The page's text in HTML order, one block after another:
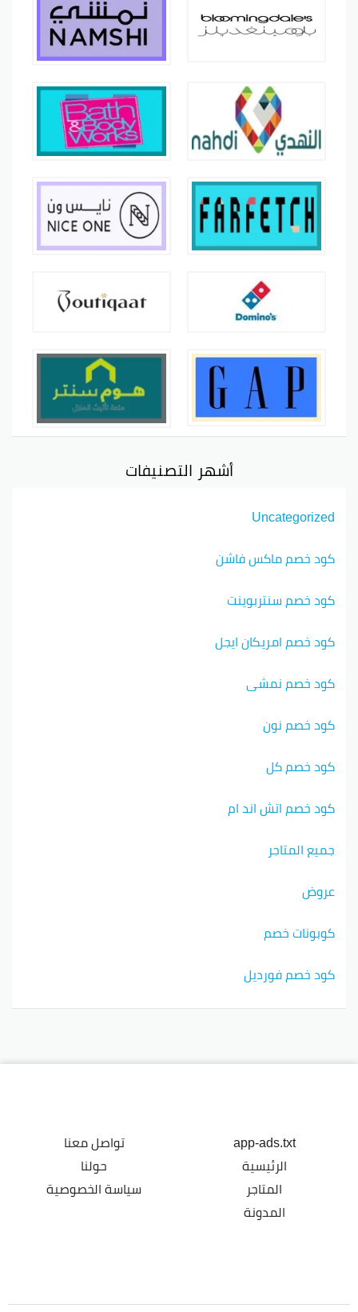
أشهر التصنيفات
Uncategorized
كود خصم ماكس فاشن
كود خصم سنتربوينت
كود خصم امريكان ايجل
كود خصم نمشي
كود خصم نون
كود خصم كل
كود خصم اتش اند ام
جميع المتاجر
عروض
كوبونات خصم
كود خصم فورديل
app-ads.txt
الرئيسية
المتاجر
المدونة
تواصل معنا
حولنا
سياسة الخصوصية